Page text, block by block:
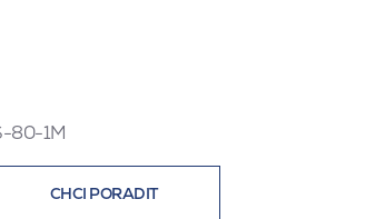
80-1M
CHCI PORADIT